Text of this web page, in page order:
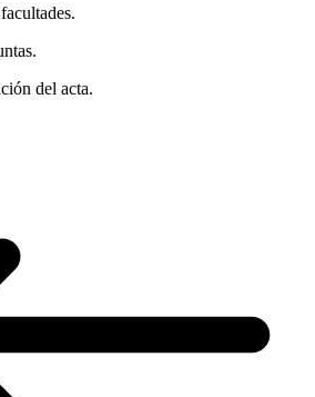
del acta.